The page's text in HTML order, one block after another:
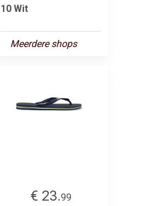
10 Wit
Meerdere shops
€ 23.99